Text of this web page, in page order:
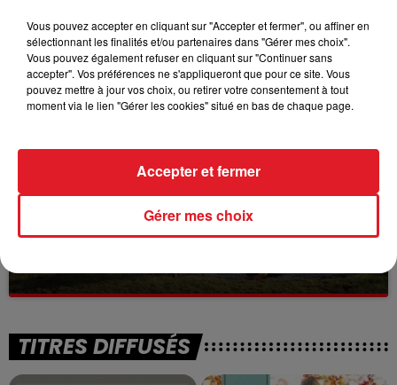
BÉTHUNE: ENQUÊTE POUR HOMICIDE
VOLONTAIRE EN COURS, APRÈS LA...
Selon les premiers éléments, le logement servait
à des prostituées
LA BASE DE LOISIRS
La victime a coulé à pic
TITRES DIFFUSÉS
Vous pouvez accepter en cliquant sur "Accepter et fermer", ou affiner en
sélectionnant les finalités et/ou partenaires dans "Gérer mes choix".
Vous pouvez également refuser en cliquant sur "Continuer sans
accepter". Vos préférences ne s'appliqueront que pour ce site. Vous
pouvez mettre à jour vos choix, ou retirer votre consentement à tout
moment via le lien "Gérer les cookies" situé en bas de chaque page.
Gérer mes choix
Accepter et fermer